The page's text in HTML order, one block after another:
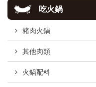
吃火鍋
豬肉火鍋
其他肉類
火鍋配料